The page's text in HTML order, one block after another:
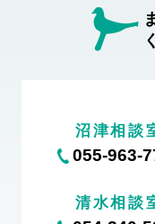
沼津相談
055-963-
清水相談